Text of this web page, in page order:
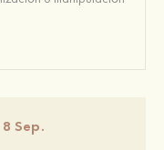
Sep.